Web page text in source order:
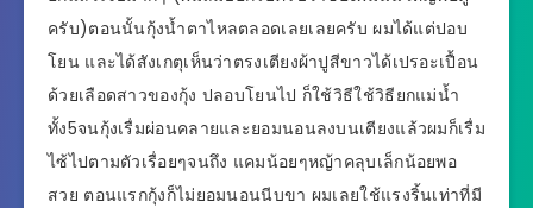
ครับ)ตอนนั้นกุ้งน้ำตาไหลตลอดเลยเลยครับ ผมได้แต่ปอบ
โยน และได้สังเกตุเห็นว่าตรงเตียงผ้าปูสีขาวได้เปรอะเปื้อน
ด้วยเลือดสาวของกุ้ง ปลอบโยนไป ก็ใช้วิธีใช้วิธียกแม่น้ำ
ทั้ง5จนกุ้งเรื่มผ่อนคลายและยอมนอนลงบนเตียงแล้วผมก็เรื่ม
ไซ้ไปตามตัวเรื่อยๆจนถึง แคมน้อยๆหญ้าคลุบเล็กน้อยพอ
สวย ตอนแรกกุ้งก็ไม่ยอมนอนนีบขา ผมเลยใช้แรงริ้นเท่าที่มี